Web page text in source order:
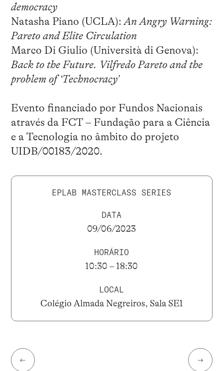
democracy
Natasha Piano (UCLA):An Angry Warning:
Pareto and Elite Circulation
Marco Di Giulio (Università di Genova):
Back to the Future. Vilfredo Pareto and the
problem of ‘Technocracy’
Evento financiado por Fundos Nacionais
através da FCT – Fundação para a Ciência
e a Tecnologia no âmbito do projeto
UIDB/00183/2020.
EPLAB MASTERCLASS SERIES
DATA
09/06/2023
HORÁRIO
10:30 – 18:30
LOCAL
Colégio Almada Negreiros, Sala SE1
← →